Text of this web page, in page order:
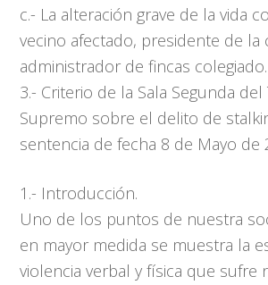
c.- La alteración grave de la vida
vecino afectado, presidente de la
administrador de fincas colegiado.
3.- Criterio de la Sala Segunda del
Supremo sobre el delito de
sentencia de fecha 8 de Mayo de
1.- Introducción.
Uno de los puntos de nuestra
en mayor medida se muestra la
violencia verbal y física que sufre